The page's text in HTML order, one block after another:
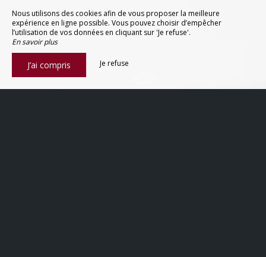
Nous utilisons des cookies afin de vous proposer la meilleure
expérience en ligne possible. Vous pouvez choisir d’empêcher
l’utilisation de vos données en cliquant sur 'Je refuse'.
En savoir plus
J’ai compris Je refuse